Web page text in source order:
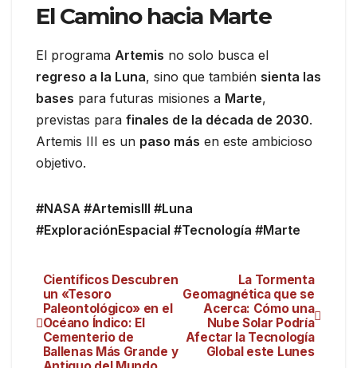
El Camino hacia Marte
El programa Artemis no solo busca el
regreso a la Luna, sino que también sienta las
bases para futuras misiones a Marte,
previstas para finales de la década de 2030.
Artemis III es un paso más en este ambicioso
objetivo.
#NASA #ArtemisIII #Luna
#ExploraciónEspacial #Tecnología #Marte
La Tormenta
Geomagnética que se
Acerca: Cómo una
Nube Solar Podría
Afectar la Tecnología
Global este Lunes
Científicos Descubren
un «Tesoro
Paleontológico» en el
Océano Índico: El
Cementerio de
Ballenas Más Grande y